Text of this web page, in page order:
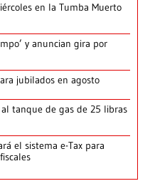
en la Tumba Muerto
y anuncian gira por
jubilados en agosto
tanque de gas de 25 libras
el sistema e-Tax para